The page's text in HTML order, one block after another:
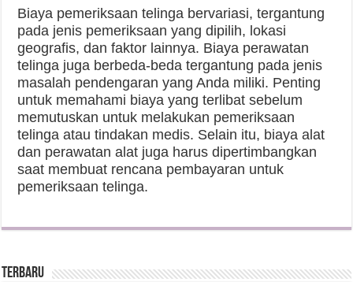
Biaya pemeriksaan telinga bervariasi, tergantung
pada jenis pemeriksaan yang dipilih, lokasi
geografis, dan faktor lainnya. Biaya perawatan
telinga juga berbeda-beda tergantung pada jenis
masalah pendengaran yang Anda miliki. Penting
untuk memahami biaya yang terlibat sebelum
memutuskan untuk melakukan pemeriksaan
telinga atau tindakan medis. Selain itu, biaya alat
dan perawatan alat juga harus dipertimbangkan
saat membuat rencana pembayaran untuk
pemeriksaan telinga.
Terbaru